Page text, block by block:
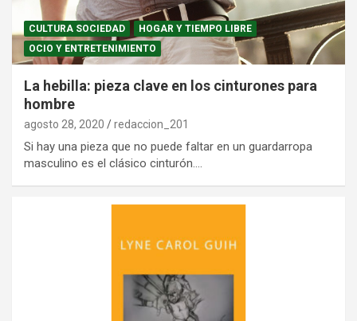
CULTURA SOCIEDAD
HOGAR Y TIEMPO LIBRE
OCIO Y ENTRETENIMIENTO
La hebilla: pieza clave en los cinturones para
hombre
agosto 28, 2020 redaccion_201
Si hay una pieza que no puede faltar en un guardarropa
masculino es el clásico cinturón.…